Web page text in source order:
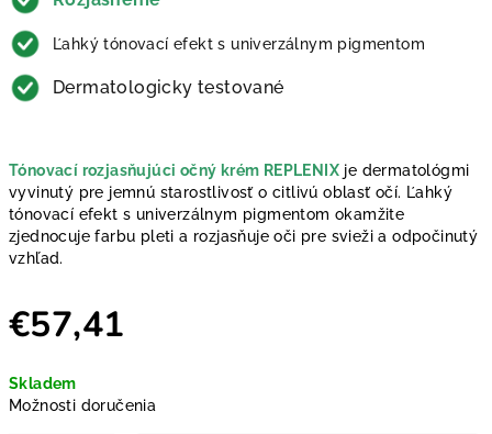
Ľahký tónovací efekt s univerzálnym pigmentom
Dermatologicky testované
Tónovací rozjasňujúci očný krém REPLENIX je dermatológmi
vyvinutý pre jemnú starostlivosť o citlivú oblasť očí. Ľahký
tónovací efekt s univerzálnym pigmentom okamžite
zjednocuje farbu pleti a rozjasňuje oči pre svieži a odpočinutý
vzhľad.
€57,41
Skladem
Možnosti doručenia